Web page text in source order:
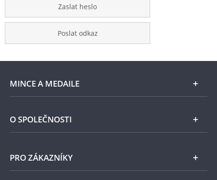
Zaslat heslo
Poslat odkaz
MINCE A MEDAILE
E-shop
Stříbro
O SPOLEČNOSTI
Národní Pokladnice
PRO ZÁKAZNÍKY